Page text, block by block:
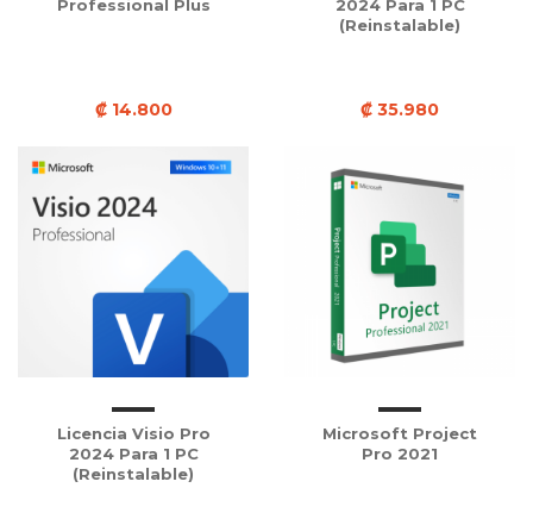
Professional Plus
₡ 14.800
2024 Para 1 PC
(Reinstalable)
₡ 35.980
Licencia Visio Pro
2024 Para 1 PC
(Reinstalable)
Microsoft Project
Pro 2021